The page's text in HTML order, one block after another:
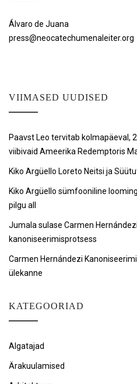
Álvaro de Juana
press@neocatechumenaleiter.org
VIIMASED UUDISED
Paavst Leo tervitab kolmapäeval,
viibivaid Ameerika Redemptoris
Kiko Argüello Loreto Neitsi ja
Kiko Argüello sümfooniline
pilgu all
Jumala sulase Carmen
kanoniseerimisprotsess
Carmen Hernándezi
ülekanne
KATEGOORIAD
Algatajad
Ärakuulamised